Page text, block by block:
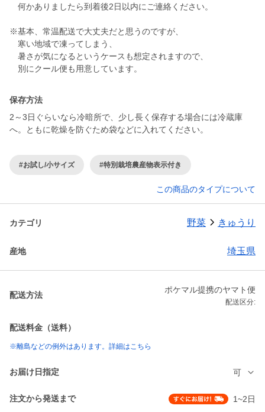
何かありましたら到着後2日以内にご連絡ください。
※基本、常温配送で大丈夫だと思うのですが、
寒い地域で凍ってしまう、
暑さが気になるというケースも想定されますので、
保存方法
2～3日ぐらいなら冷暗所で、少し長く保存する場合には冷蔵庫
#お試し/小サイズ #特別栽培農産物表示付き
この商品のタイプについて
カテゴリ 野菜 きゅうり
産地 埼玉県
配送方法
ポケマル提携のヤマト便
配送区分:
配送料金（送料）
※離島などの例外はあります。詳細はこちら
お届け日指定 可
注文から発送まで 1~2日